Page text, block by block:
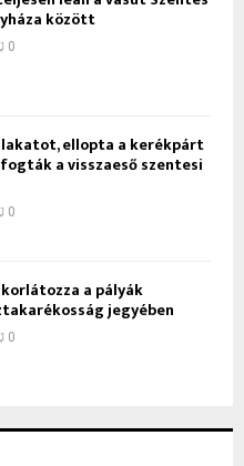
között
0
ellopta a kerékpárt
a visszaeső szentesi
0
korlátozza a pályák
jegyében
0